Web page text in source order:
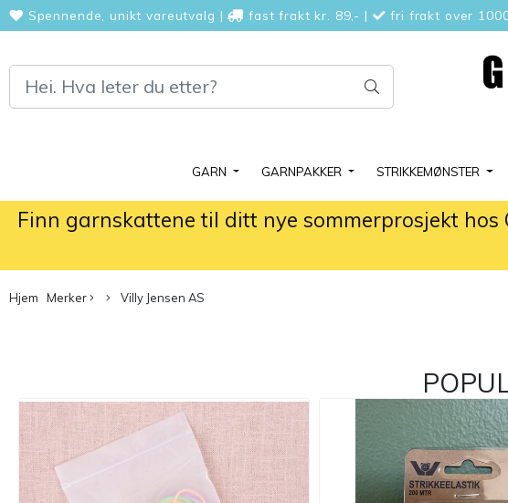
Spennende, unikt vareutvalg | fast frakt kr. 89,- | fri frakt over
GARN GARNPAKKER STRIKKEMØNSTER
Finn garnskattene til ditt nye sommerprosjekt
Hjem Merker Villy Jensen AS